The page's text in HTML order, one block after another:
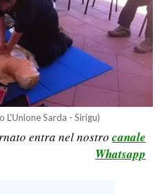
L'Unione Sarda - Sirigu)
entra nel nostro canale
Whatsapp